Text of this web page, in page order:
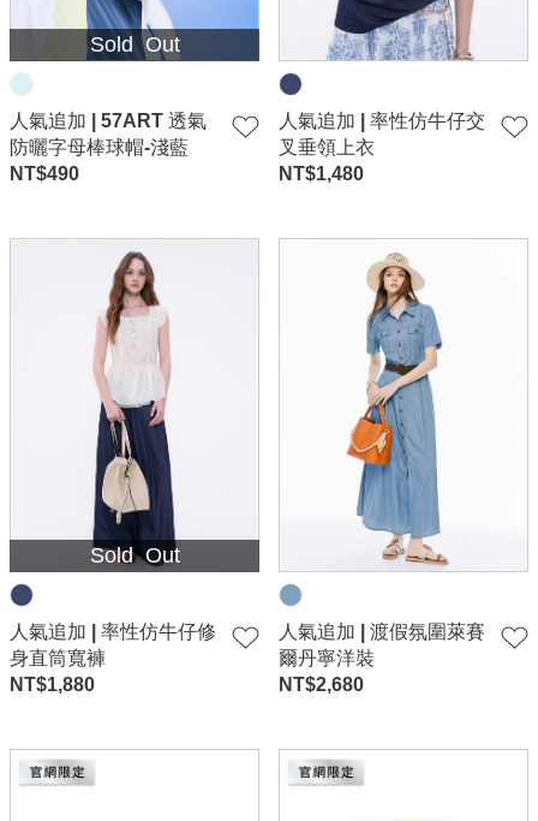
Sold Out
人氣追加 | 57ART 透氣
防曬字母棒球帽-淺藍
NT$490
人氣追加 | 率性仿牛仔交
叉垂領上衣
NT$1,480
Sold Out
人氣追加 | 率性仿牛仔修
身直筒寬褲
NT$1,880
人氣追加 | 渡假氛圍萊賽
爾丹寧洋裝
NT$2,680